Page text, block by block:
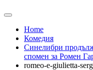
Home
Комедия
Синелибри
спомен за Ромен
romeo-e-giulietta-